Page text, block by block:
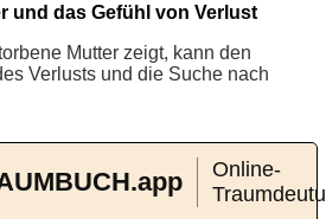
und das Gefühl von Verlust
Mutter zeigt, kann den
Verlusts und die Suche nach
Online-